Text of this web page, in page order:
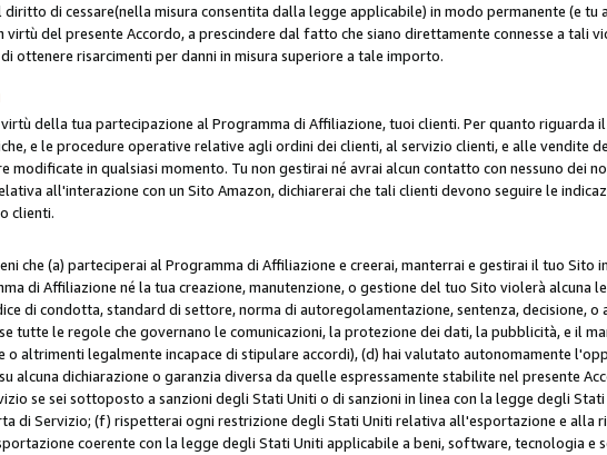
di cessare(nella misura consentita dalla legge applicabile) in modo permanente (e
del presente Accordo, a prescindere dal fatto che siano direttamente connesse a tali
ottenere risarcimenti per danni in misura superiore a tale importo.
della tua partecipazione al Programma di Affiliazione, tuoi clienti. Per quanto
e le procedure operative relative agli ordini dei clienti, al servizio clienti, e alle vendite
modificate in qualsiasi momento. Tu non gestirai né avrai alcun contatto con nessuno dei
all'interazione con un Sito Amazon, dichiarerai che tali clienti devono seguire le
clienti.
che (a) parteciperai al Programma di Affiliazione e creerai, manterrai e gestirai il tuo Sito
di Affiliazione né la tua creazione, manutenzione, o gestione del tuo Sito violerà alcuna
di condotta, standard di settore, norma di autoregolamentazione, sentenza, decisione,
tutte le regole che governano le comunicazioni, la protezione dei dati, la pubblicità, e il
o altrimenti legalmente incapace di stipulare accordi), (d) hai valutato autonomamente
alcuna dichiarazione o garanzia diversa da quelle espressamente stabilite nel presente
se sei sottoposto a sanzioni degli Stati Uniti o di sanzioni in linea con la legge degli
di Servizio; (f) rispetterai ogni restrizione degli Stati Uniti relativa all'esportazione e alla
coerente con la legge degli Stati Uniti applicabile a beni, software, tecnologia e